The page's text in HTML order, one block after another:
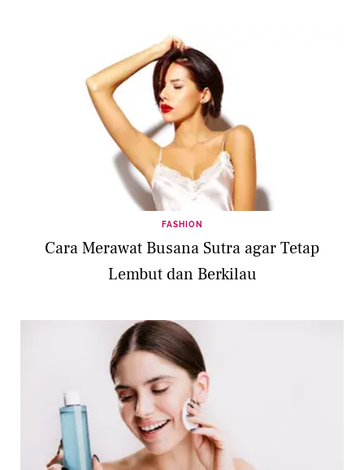
FASHION
Cara Merawat Busana Sutra agar Tetap
Lembut dan Berkilau